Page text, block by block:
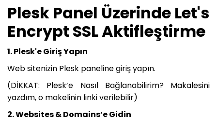
Plesk Panel Üzerinde Let's
Encrypt SSL Aktifleştirme
1. Plesk'e Giriş Yapın
Web sitenizin Plesk paneline giriş yapın.
(DİKKAT: Plesk’e Nasıl Bağlanabilirim? Makalesini
yazdım, o makelinin linki verilebilir)
2. Websites & Domains’e Gidin